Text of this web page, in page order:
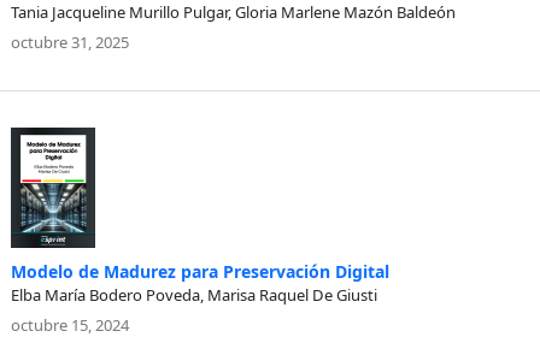
Tania Jacqueline Murillo Pulgar, Gloria Marlene Mazón Baldeón
octubre 31, 2025
Modelo de Madurez para Preservación Digital
Elba María Bodero Poveda, Marisa Raquel De Giusti
octubre 15, 2024